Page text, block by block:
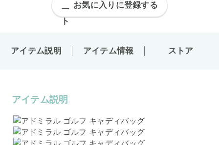
お気に入りに登録する
アイテム説明 アイテム情報 ストア
アイテム説明